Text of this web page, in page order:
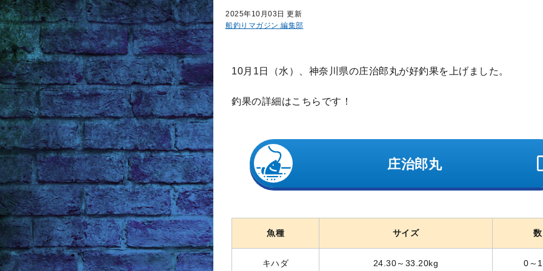
2025年10月03日 更新
船釣りマガジン 編集部
10月1日（水）、神奈川県の庄治郎丸が好釣果を上げました。
釣果の詳細はこちらです！
庄治郎丸
魚種 サイズ 数
キハダ 24.30～33.20kg 0～